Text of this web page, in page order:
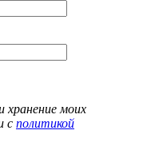
хранение моих
с политикой